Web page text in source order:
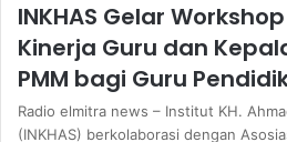
INKHAS Gelar
Kinerja Guru dan
PMM bagi Guru
Radio elmitra news – Institut KH.
(INKHAS) berkolaborasi dengan